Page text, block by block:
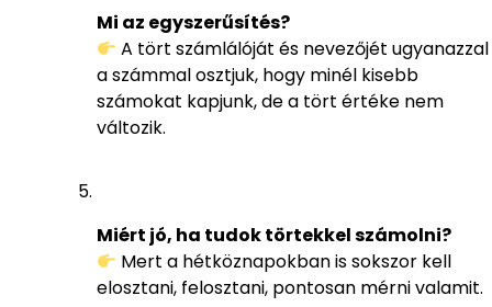
Mi az egyszerűsítés?
A tört számlálóját és nevezőjét ugyanazzal
a számmal osztjuk, hogy minél kisebb
számokat kapjunk, de a tört értéke nem
változik.
Miért jó, ha tudok törtekkel számolni?
Mert a hétköznapokban is sokszor kell
elosztani, felosztani, pontosan mérni valamit.